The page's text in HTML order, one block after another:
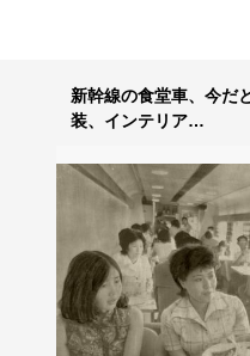
新幹線の食堂車、今
装、インテリア…